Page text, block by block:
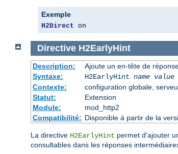
Exemple
H2Direct on
Directive H2EarlyHint
Description:
Ajoute un en-tête de
Syntaxe:
H2EarlyHint name value
Contexte:
configuration globale,
Statut:
Extension
Module:
mod_http2
Compatibilité: Disponible à partir de la
La directive H2EarlyHint permet d'ajouter
consultables dans les réponses